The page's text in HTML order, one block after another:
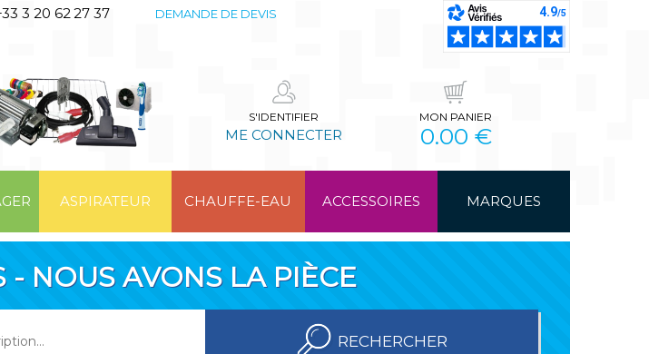
3 20 62 27 37 DEMANDE DE DEVIS
S'IDENTIFIER
ME CONNECTER
MON PANIER
0.00 €
ASPIRATEUR CHAUFFE-EAU ACCESSOIRES MARQUES
- NOUS AVONS LA PIÈCE
RECHERCHER